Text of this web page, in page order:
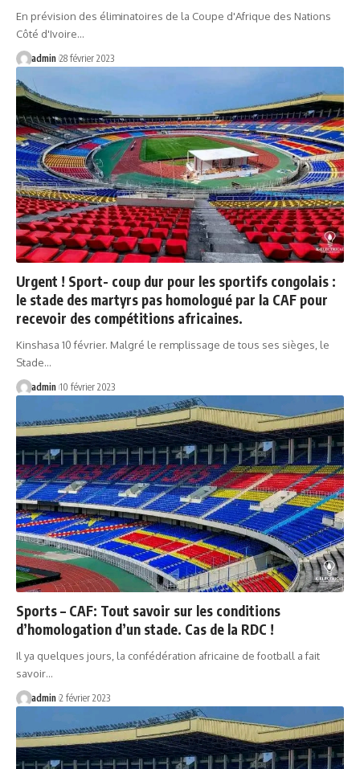
En prévision des éliminatoires de la Coupe d'Afrique des Nations
Côté d'Ivoire…
admin 28 février 2023
Urgent ! Sport- coup dur pour les sportifs congolais :
le stade des martyrs pas homologué par la CAF pour
recevoir des compétitions africaines.
Kinshasa 10 février. Malgré le remplissage de tous ses sièges, le
Stade…
admin 10 février 2023
Sports – CAF: Tout savoir sur les conditions
d’homologation d’un stade. Cas de la RDC !
Il ya quelques jours, la confédération africaine de football a fait
savoir…
admin 2 février 2023